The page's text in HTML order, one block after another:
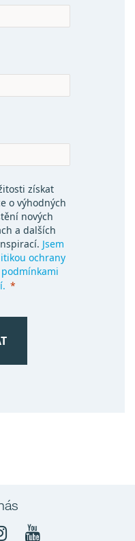
získat
o výhodných
nových
a dalších
Jsem
ochrany